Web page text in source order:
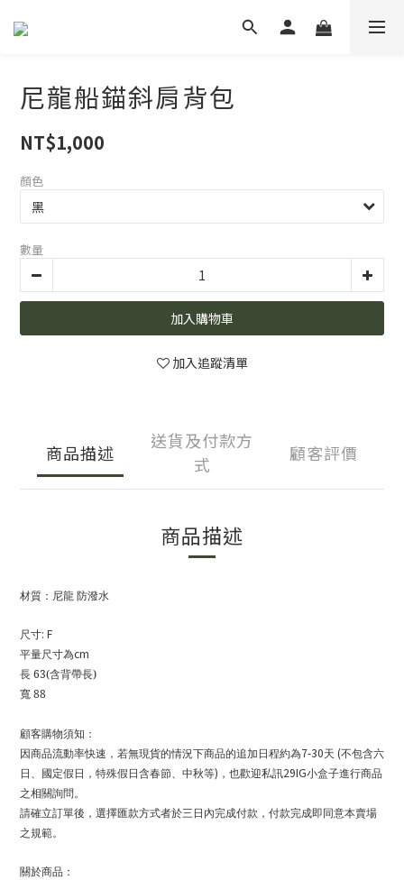
尼龍船錨斜肩背包
NT$1,000
顏色
數量
加入購物車
加入追蹤清單
商品描述
送貨及付款方
式
顧客評價
商品描述
材質：尼龍 防潑水
尺寸: F
平量尺寸為cm
長 63(含背帶長)
寬 88
顧客購物須知：
因商品流動率快速，若無現貨的情況下商品的追加日程約為7-30天 (不包含六
日、國定假日，特殊假日含春節、中秋等) ，也歡迎私訊29IG小盒子進行商品
之相關詢問。
請確立訂單後，選擇匯款方式者於三日內完成付款，付款完成即同意本賣場
之規範。
關於商品：